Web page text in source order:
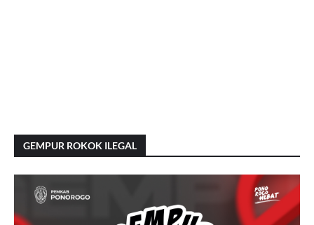
GEMPUR ROKOK ILEGAL